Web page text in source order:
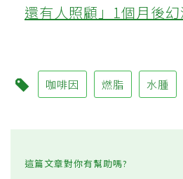
還有人照顧」1個月後
咖啡因 燃脂 水腫
這篇文章對你有幫助嗎?